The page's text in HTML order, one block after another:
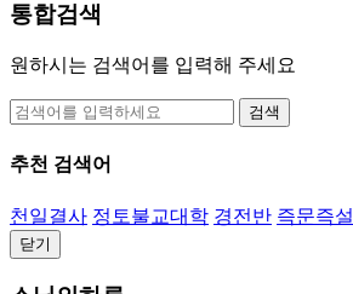
통합검색
원하시는 검색어를 입력해 주세요
검색
추천 검색어
천일결사 정토불교대학 경전반 즉문즉설
닫기